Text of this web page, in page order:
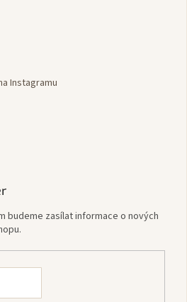
Instagramu
budeme zasílat informace o nových